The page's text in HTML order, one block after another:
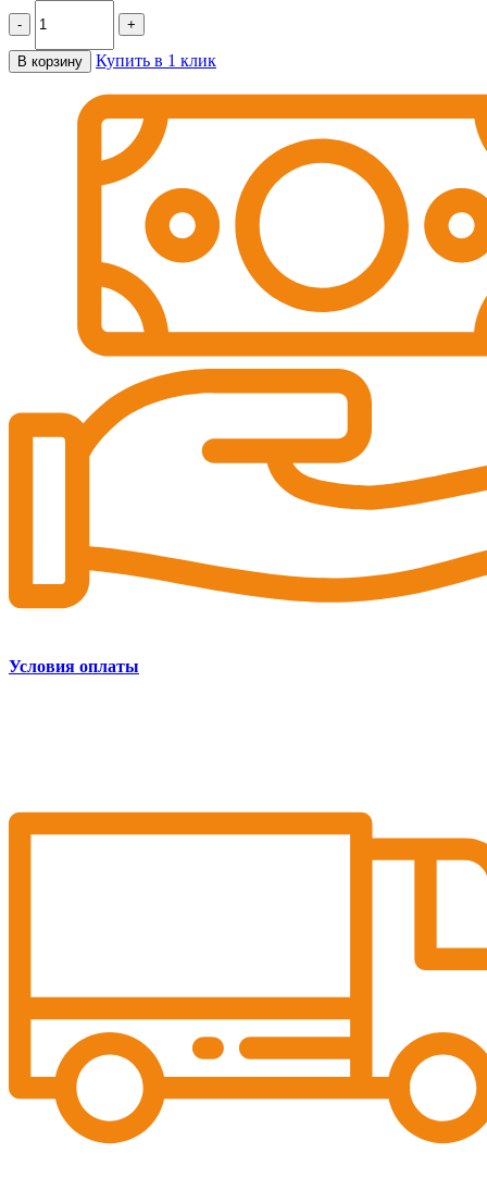
- +
В корзину Купить в 1 клик
Условия оплаты